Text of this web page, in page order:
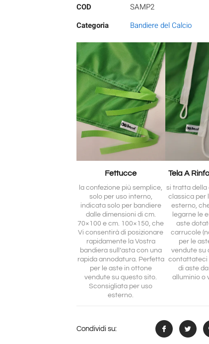
COD
SAMP2
Categoria
Bandiere del Calcio
Fettucce
la confezione più semplice,
solo per uso interno,
indicata solo per bandiere
dalle dimensioni di cm.
70×100 e cm. 100×150, che
Vi consentirà di posizionare
rapidamente la Vostra
bandiera sull’asta con una
rapida annodatura. Perfetta
per le aste in ottone
vendute su questo sito.
Sconsigliata per uso
esterno.
Tela A
si tratta della
classica per
esterno,
legarne le
aste
carrucole
per le
vendute su
contattateci
di aste
alluminio o
Condividi su: